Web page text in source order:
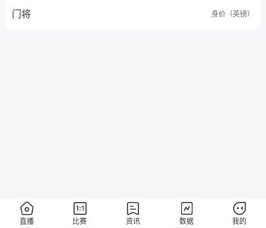
门将 身价（英镑）
直播 比赛 资讯 数据 我的